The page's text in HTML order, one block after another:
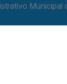
Municipal